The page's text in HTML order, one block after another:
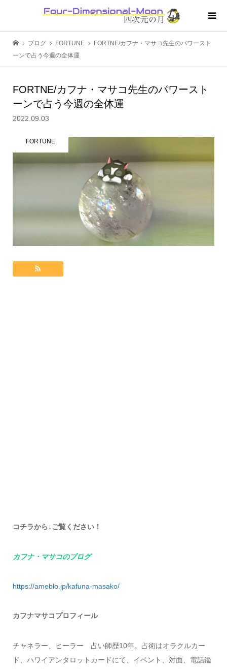
ブログ FORTUNE
FORTNE/カフナ・マサコ先生のパワースト
ーンで占う今週の全体運
FORTNE/カフナ・マサコ先生のパワースト
ーンで占う今週の全体運
2022.09.03
FORTUNE
コチラから↓ご覧ください！
カフナ・マサコのブログ
https://ameblo.jp/kafuna-masako/
カフナマサコプロフィール
チャネラー、ヒーラー 占い師歴10年。占術はオラクルカー
ド、ハワイアンタロットカードにて、イベント、対面、電話鑑